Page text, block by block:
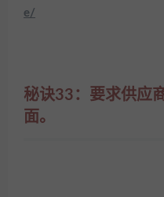
e/
秘诀33：要求供应
面。